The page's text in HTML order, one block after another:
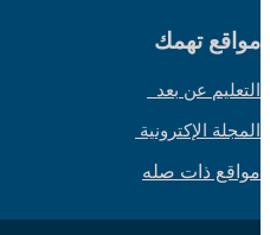
مواقع تهمك
التعليم عن بعد
المجلة الإكترونية
مواقع ذات صله